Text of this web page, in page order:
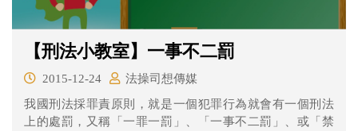
【刑法小教室】一事不二罰
2015-12-24
法操司想傳媒
我國刑法採罪責原則，就是一個犯罪行為就會有一個刑法
上的處罰，又稱「一罪一罰」、「一事不二罰」、或「禁